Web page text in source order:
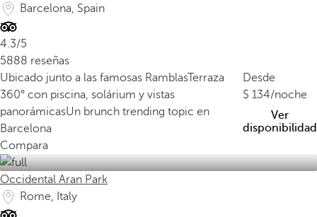
Barcelona, Spain
4.3/5
5888 reseñas
Ubicado junto a las famosas RamblasTerraza
360° con piscina, solárium y vistas
panorámicasUn brunch trending topic en
Barcelona
Desde
134/noche
Ver
disponibilidad
Compara
Occidental Aran Park
Rome, Italy